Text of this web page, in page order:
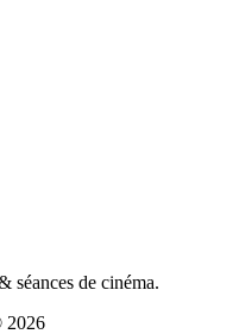
séances de cinéma.
2026